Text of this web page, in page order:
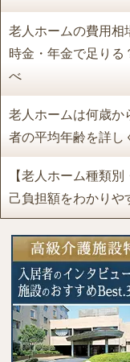
老人ホームの費用相
時金・年金で足りる
べ
老人ホームは何歳か
者の平均年齢を詳し
【老人ホーム種類
己負担額をわかりや